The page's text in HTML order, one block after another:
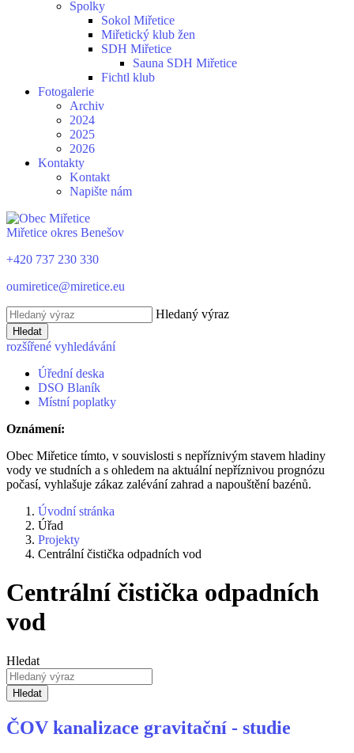
Spolky
Sokol Miřetice
Miřetický klub žen
SDH Miřetice
Sauna SDH Miřetice
Fichtl klub
Fotogalerie
Archiv
2024
2025
2026
Kontakty
Kontakt
Napište nám
Miřetice okres Benešov
+420 737 230 330
oumiretice@miretice.eu
Hledaný výraz
Hledat
rozšířené vyhledávání
Úřední deska
DSO Blaník
Místní poplatky
Oznámení:
Obec Miřetice tímto, v souvislosti s nepříznivým stavem hladiny
vody ve studních a s ohledem na aktuální nepříznivou prognózu
počasí, vyhlašuje zákaz zalévání zahrad a napouštění bazénů.
Úvodní stránka
Úřad
Projekty
Centrální čistička odpadních vod
Centrální čistička odpadních
vod
Hledat
Hledat
ČOV kanalizace gravitační - studie